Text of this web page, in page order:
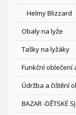
Helmy Blizzard
Obaly na lyže
Tašky na lyžáky
Funkční oblečení
Údržba a čištění
BAZAR -DĚTSKÉ